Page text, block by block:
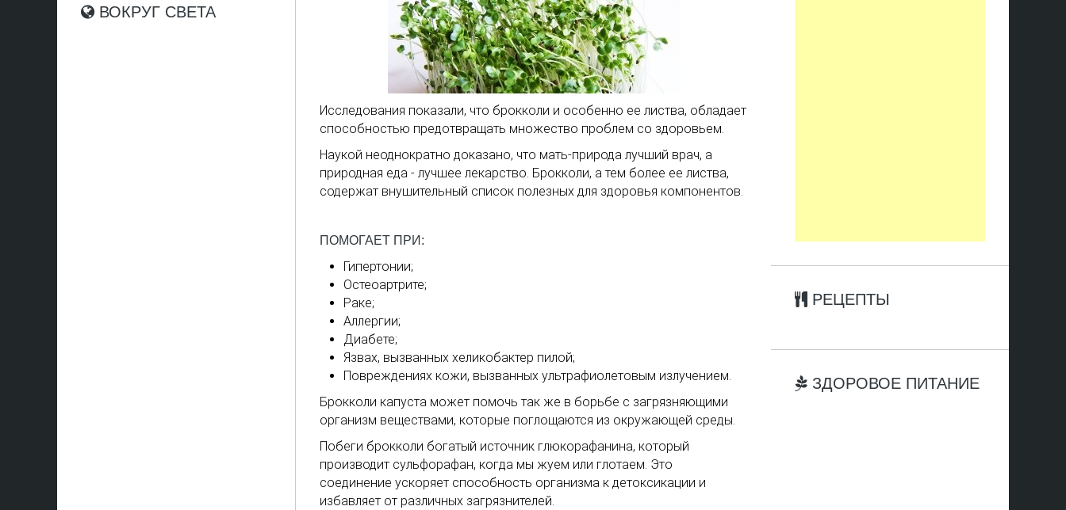
Исследования показали, что брокколи и особенно ее листва, обладает
способностью предотвращать множество проблем со здоровьем.
Наукой неоднократно доказано, что мать-природа лучший врач, а
природная еда - лучшее лекарство. Брокколи, а тем более ее листва,
содержат внушительный список полезных для здоровья компонентов.
ПОМОГАЕТ ПРИ:
Гипертонии;
Остеоартрите;
Раке;
Аллергии;
Диабете;
Язвах, вызванных хеликобактер пилой;
Повреждениях кожи, вызванных ультрафиолетовым излучением.
Брокколи капуста может помочь так же в борьбе с загрязняющими
организм веществами, которые поглощаются из окружающей среды.
Побеги брокколи богатый источник глюкорафанина, который
производит сульфорафан, когда мы жуем или глотаем. Это
соединение ускоряет способность организма к детоксикации и
избавляет от различных загрязнителей.
РЕЦЕПТЫ
ЗДОРОВОЕ ПИТАНИЕ
ВОКРУГ СВЕТА